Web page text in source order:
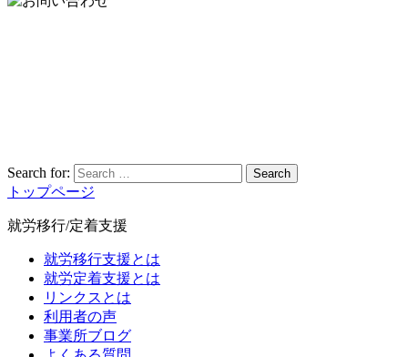
Search for: Search
トップページ
就労移行/定着支援
就労移行支援とは
就労定着支援とは
リンクスとは
利用者の声
事業所ブログ